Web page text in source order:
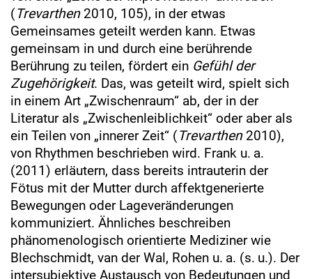
(Trevarthen2010, 105), in der etwas
Gemeinsames geteilt werden kann. Etwas
gemeinsam in und durch eine berührende
Berührung zu teilen, fördert ein Gefühl der
Zugehörigkeit. Das, was geteilt wird, spielt sich
in einem Art „Zwischenraum“ ab, der in der
Literatur als „Zwischenleiblichkeit“ oder aber als
ein Teilen von „innerer Zeit“ (Trevarthen2010),
von Rhythmen beschrieben wird. Frank u. a.
(2011) erläutern, dass bereits intrauterin der
Fötus mit der Mutter durch affektgenerierte
Bewegungen oder Lageveränderungen
kommuniziert. Ähnliches beschreiben
phänomenologisch orientierte Mediziner wie
Blechschmidt, van der Wal, Rohen u. a. (s. u.). Der
intersubjektive Austausch von Bedeutungen und